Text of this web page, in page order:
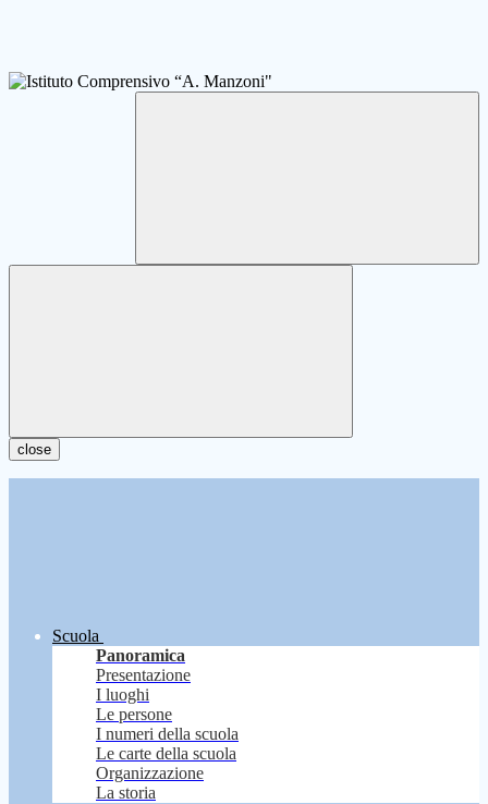
close
Scuola
Panoramica
Presentazione
I luoghi
Le persone
I numeri della scuola
Le carte della scuola
Organizzazione
La storia